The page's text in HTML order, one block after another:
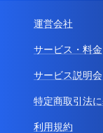
運営会社
サービス・料金
サービス説明会
特定商取引法
利用規約